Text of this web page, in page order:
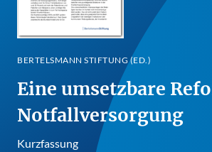
BERTELSMANN STIFTUNG (ED.)
Eine umsetzbare
Notfallversorgung
Kurzfassung